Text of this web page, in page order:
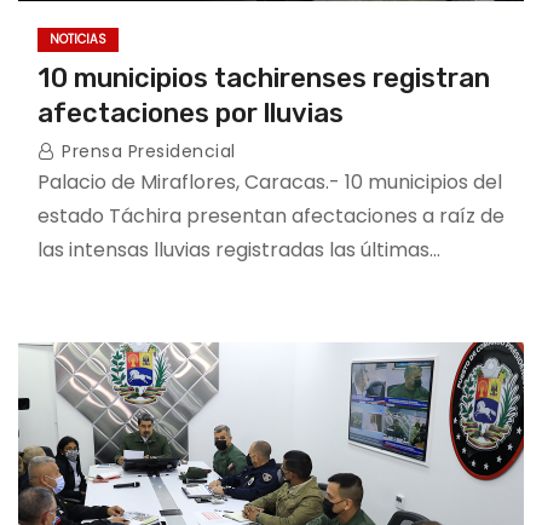
NOTICIAS
10 municipios tachirenses registran
afectaciones por lluvias
Prensa Presidencial
Palacio de Miraflores, Caracas.- 10 municipios del
estado Táchira presentan afectaciones a raíz de
las intensas lluvias registradas las últimas…